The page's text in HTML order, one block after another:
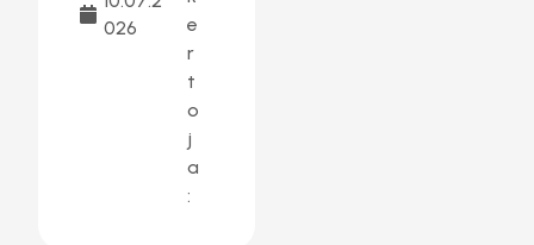
026
e
r
t
o
j
a
: